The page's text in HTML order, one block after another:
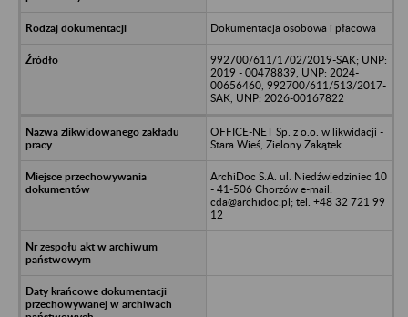
Dokumentacja osobowa i płacowa
992700/611/1702/2019-SAK; UNP:
2019 - 00478839, UNP: 2024-
00656460, 992700/611/513/2017-
SAK, UNP: 2026-00167822
OFFICE-NET Sp. z o.o. w likwidacji -
Stara Wieś, Zielony Zakątek
ArchiDoc S.A. ul. Niedźwiedziniec 10
- 41-506 Chorzów e-mail:
cda@archidoc.pl; tel. +48 32 721 99
12